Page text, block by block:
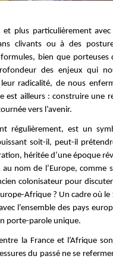
et plus particulièrement
clivants ou à des
bien que porteuses
des enjeux qui
radicalité, de nous
est ailleurs : construire une
vers l’avenir.
régulièrement, est un
soit-il, peut-il
héritée d’une époque
nom de l’Europe, comme
colonisateur pour
Afrique ? Un cadre où le
l’ensemble des pays
porte-parole unique.
la France et l’Afrique
du passé ne se